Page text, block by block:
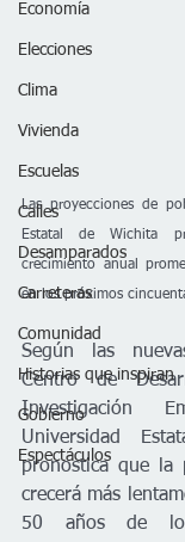
Economía
Elecciones
Clima
Vivienda
Escuelas
Calles
Desamparados
Carreteras
Comunidad
Historias que inspiran
Gobierno
Espectáculos
Las proyecciones de
Estatal de Wichita
crecimiento anual
en los próximos
Según las
Centro de
Investigación
Universidad
pronostica que la
crecerá más
50 años de